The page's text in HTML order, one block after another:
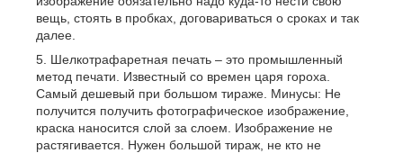
вещь, стоять в пробках, договариваться о сроках и так
далее.
Шелкотрафаретная печать – это промышленный
метод печати. Известный со времен царя гороха.
Самый дешевый при большом тираже. Минусы: Не
получится получить фотографическое изображение,
краска наносится слой за слоем. Изображение не
растягивается. Нужен большой тираж, не кто не